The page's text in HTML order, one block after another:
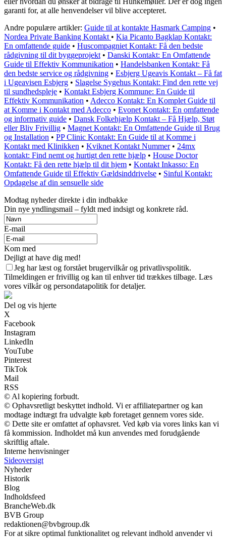
garanti for, at alle henvendelser vil blive accepteret.
Andre populære artikler: Guide til at kontakte Hasmark Camping •
Nordea Private Banking Kontakt • Kia Picanto Bagklap Kontakt:
En omfattende guide • Huscompagniet Kontakt: Få den bedste
rådgivning til dit byggeprojekt • Danski Kontakt: En Omfattende
Guide til Effektiv Kommunikation • Handelsbanken Kontakt: Få
den bedste service og rådgivning • Esbjerg Ugeavis Kontakt – Få fat
i Ugeavisen Esbjerg • Slagelse Sygehus Kontakt: Find den rette vej
til sundhedspleje • Kontakt Esbjerg Kommune: En Guide til
Effektiv Kommunikation • Adecco Kontakt: En Komplet Guide til
at Komme i Kontakt med Adecco • Evonet Kontakt: En omfattende
og informativ guide • Dansk Folkehjælp Kontakt – Få Hjælp, Støt
eller Bliv Frivillig • Magnet Kontakt: En Omfattende Guide til Brug
og Installation • PP Clinic Kontakt: En Guide til at Komme i
Kontakt med Klinikken • Kviknet Kontakt Nummer• 24mx
kontakt: Find nemt og hurtigt den rette hjælp • House Doctor
Kontakt: Få den rette hjælp til dit hjem • Kontakt Inkasso: En
Omfattende Guide til Effektiv Gældsinddrivelse • Sinful Kontakt:
Opdagelse af din sensuelle side
Modtag nyheder direkte i din indbakke
Din nye yndlingsmail – fyldt med indsigt og konkrete råd.
E-mail
Kom med
Dejligt at have dig med!
Jeg har læst og forstået brugervilkår og privatlivspolitik.
Tilmeldingen er frivillig og kan til enhver tid trækkes tilbage. Læs
vores vilkår og persondatapolitik for detaljer.
Del og vis hjerte
X
Facebook
Instagram
LinkedIn
YouTube
Pinterest
TikTok
Mail
RSS
© Al kopiering forbudt.
© Ophavsretligt beskyttet indhold. Vi er affiliatepartner og kan
modtage indtægt fra udvalgte køb foretaget gennem vores side.
© Dette site er omfattet af ophavsret. Ved køb via vores links kan vi
få kommission. Indholdet må kun anvendes med forudgående
skriftlig aftale.
Interne henvisninger
Sideoversigt
Nyheder
Historik
Blog
Indholdsfeed
BrancheWeb.dk
BVB Group
redaktionen@bvbgroup.dk
For at sikre optimal funktionalitet og relevant indhold anvender vi